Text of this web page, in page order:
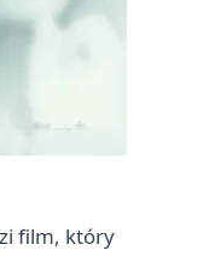
film, który